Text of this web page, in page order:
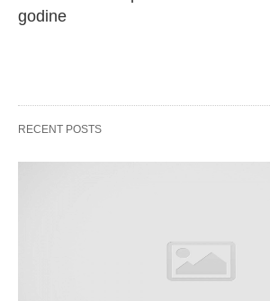
godine
RECENT POSTS